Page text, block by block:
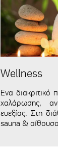
Wellness
Ενα διακριτικό
χαλάρωσης,
ευεξίας. Στη
sauna &